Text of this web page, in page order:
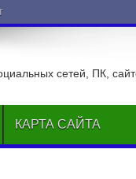
сетей, ПК,
КАРТА САЙТА